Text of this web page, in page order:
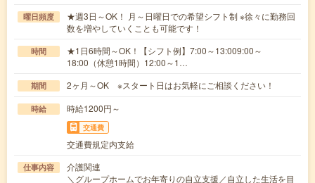
曜日頻度
★週3日～OK！ 月～日曜日での希望シフト制 ※徐々に勤務回
数を増やしていくことも可能です！
時間
★1日6時間～OK！【シフト例】7:00～13:009:00～
18:00（休憩1時間）12:00～1…
期間 2ヶ月～OK ※スタート日はお気軽にご相談ください！
時給 時給1200円～
交通費
交通費規定内支給
仕事内容
介護関連
＼グループホームでお年寄りの自立支援／自立した生活を目